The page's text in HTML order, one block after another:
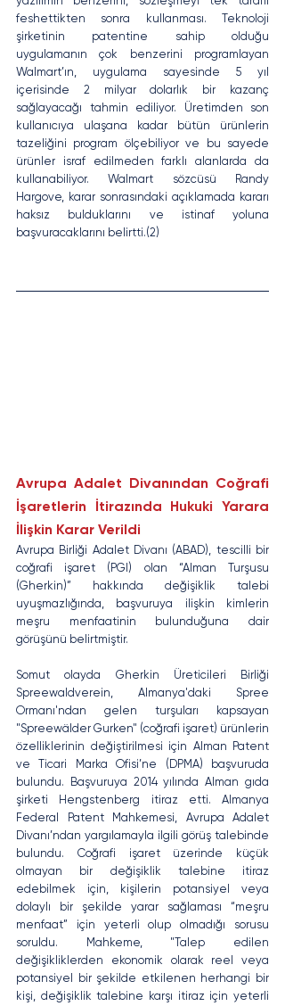
feshettikten sonra kullanması. Teknoloji
şirketinin patentine sahip olduğu
uygulamanın çok benzerini programlayan
Walmart’ın, uygulama sayesinde 5 yıl
içerisinde 2 milyar dolarlık bir kazanç
sağlayacağı tahmin ediliyor. Üretimden son
kullanıcıya ulaşana kadar bütün ürünlerin
tazeliğini program ölçebiliyor ve bu sayede
ürünler israf edilmeden farklı alanlarda da
kullanabiliyor. Walmart sözcüsü Randy
Hargove, karar sonrasındaki açıklamada kararı
haksız bulduklarını ve istinaf yoluna
başvuracaklarını belirtti.(2)
Avrupa Adalet Divanından Coğrafi
İşaretlerin İtirazında Hukuki Yarara
İlişkin Karar Verildi
Avrupa Birliği Adalet Divanı (ABAD), tescilli bir
coğrafi işaret (PGI) olan “Alman Turşusu
(Gherkin)” hakkında değişiklik talebi
uyuşmazlığında, başvuruya ilişkin kimlerin
meşru menfaatinin bulunduğuna dair
görüşünü belirtmiştir.
Somut olayda Gherkin Üreticileri Birliği
Spreewaldverein, Almanya'daki Spree
Ormanı'ndan gelen turşuları kapsayan
"Spreewälder Gurken" (coğrafi işaret) ürünlerin
özelliklerinin değiştirilmesi için Alman Patent
ve Ticari Marka Ofisi’ne (DPMA) başvuruda
bulundu. Başvuruya 2014 yılında Alman gıda
şirketi Hengstenberg itiraz etti. Almanya
Federal Patent Mahkemesi, Avrupa Adalet
Divanı’ndan yargılamayla ilgili görüş talebinde
bulundu. Coğrafi işaret üzerinde küçük
olmayan bir değişiklik talebine itiraz
edebilmek için, kişilerin potansiyel veya
dolaylı bir şekilde yarar sağlaması “meşru
menfaat” için yeterli olup olmadığı sorusu
soruldu. Mahkeme, "Talep edilen
değişikliklerden ekonomik olarak reel veya
potansiyel bir şekilde etkilenen herhangi bir
kişi, değişiklik talebine karşı itiraz için yeterli